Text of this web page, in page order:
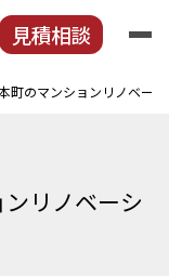
見積相談
町のマンションリノベー
リノベーシ